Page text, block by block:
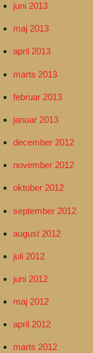
juni 2013
maj 2013
april 2013
marts 2013
februar 2013
januar 2013
december 2012
november 2012
oktober 2012
september 2012
august 2012
juli 2012
juni 2012
maj 2012
april 2012
marts 2012